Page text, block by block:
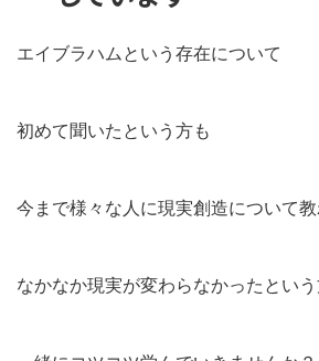
エイブラハムという存在について
初めて聞いたという方も
今まで様々な人に現実創造について
なかなか現実が変わらなかったとい